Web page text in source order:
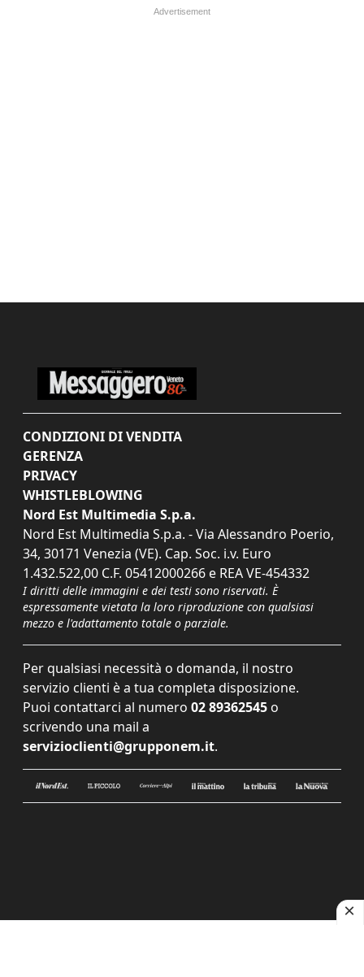
CONDIZIONI DI VENDITA
GERENZA
PRIVACY
WHISTLEBLOWING
Nord Est Multimedia S.p.a.
Nord Est Multimedia S.p.a. - Via Alessandro Poerio,
34, 30171 Venezia (VE). Cap. Soc. i.v. Euro
1.432.522,00 C.F. 05412000266 e REA VE-454332
I diritti delle immagini e dei testi sono riservati. È
espressamente vietata la loro riproduzione con qualsiasi
mezzo e l'adattamento totale o parziale.
Per qualsiasi necessità o domanda, il nostro
servizio clienti è a tua completa disposizione.
Puoi contattarci al numero 02 89362545 o
scrivendo una mail a
servizioclienti@grupponem.it.